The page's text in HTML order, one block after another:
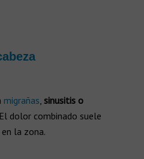
migrañas, sinusitis o
dolor combinado suele
la zona.